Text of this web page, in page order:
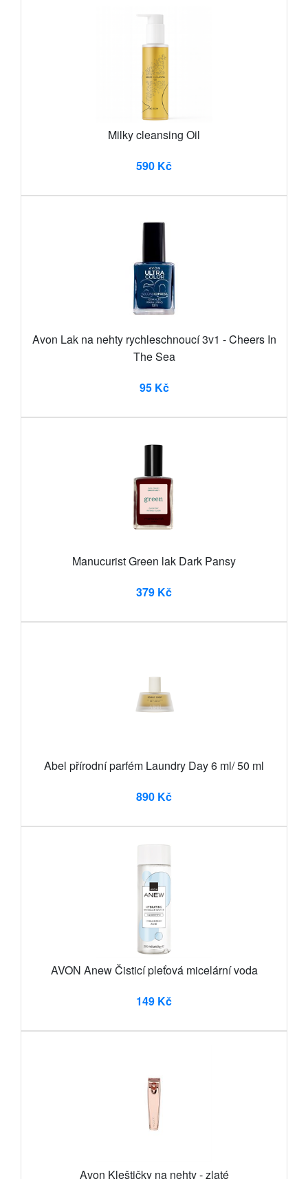
Milky cleansing Oil
590 Kč
Avon Lak na nehty rychleschnoucí 3v1 - Cheers In
The Sea
95 Kč
Manucurist Green lak Dark Pansy
379 Kč
Abel přírodní parfém Laundry Day 6 ml/ 50 ml
890 Kč
AVON Anew Čisticí pleťová micelární voda
149 Kč
Avon Kleštičky na nehty - zlaté